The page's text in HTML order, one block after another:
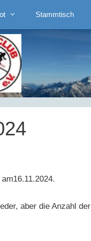
Stammtisch
aber die Anzahl der